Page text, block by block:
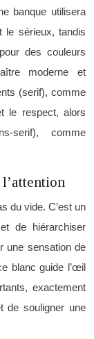
banque utilisera
le sérieux, tandis
des couleurs
moderne et
(serif), comme
le respect, alors
serif), comme
l’attention
du vide. C’est un
de hiérarchiser
une sensation de
blanc guide l’œil
exactement
de souligner une